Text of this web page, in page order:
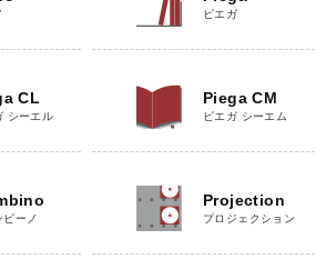
ピエガ
CL
シーエル
Piega CM
ピエガ シーエム
ビーノ
Projection
プロジェクション